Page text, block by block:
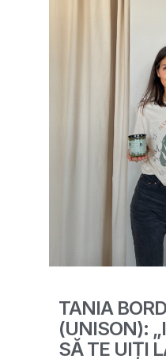
TANIA
(UNISON):
SĂ TE UIȚI